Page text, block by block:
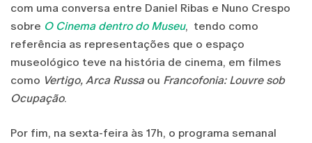
com uma conversa entre Daniel Ribas e Nuno Crespo
sobre O Cinema dentro do Museu, tendo como
referência as representações que o espaço
museológico teve na história de cinema, em filmes
como Vertigo, Arca Russaou Francofonia: Louvre sob
Ocupação.
Por fim, na sexta-feira às 17h, o programa semanal